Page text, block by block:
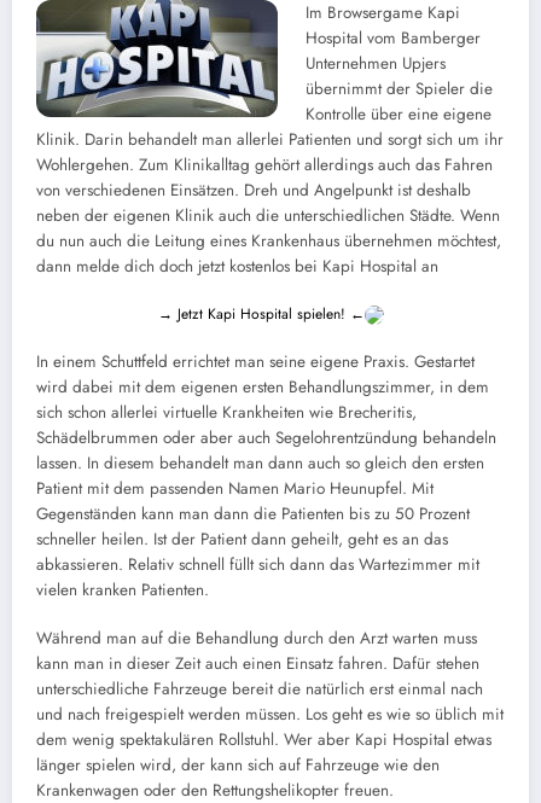
Im Browsergame Kapi
Hospital vom Bamberger
Unternehmen Upjers
übernimmt der Spieler die
Kontrolle über eine eigene
Klinik. Darin behandelt man allerlei Patienten und sorgt sich um ihr
Wohlergehen. Zum Klinikalltag gehört allerdings auch das Fahren
von verschiedenen Einsätzen. Dreh und Angelpunkt ist deshalb
neben der eigenen Klinik auch die unterschiedlichen Städte. Wenn
du nun auch die Leitung eines Krankenhaus übernehmen möchtest,
dann melde dich doch jetzt kostenlos bei Kapi Hospital an
→ Jetzt Kapi Hospital spielen! ←
In einem Schuttfeld errichtet man seine eigene Praxis. Gestartet
wird dabei mit dem eigenen ersten Behandlungszimmer, in dem
sich schon allerlei virtuelle Krankheiten wie Brecheritis,
Schädelbrummen oder aber auch Segelohrentzündung behandeln
lassen. In diesem behandelt man dann auch so gleich den ersten
Patient mit dem passenden Namen Mario Heunupfel. Mit
Gegenständen kann man dann die Patienten bis zu 50 Prozent
schneller heilen. Ist der Patient dann geheilt, geht es an das
abkassieren. Relativ schnell füllt sich dann das Wartezimmer mit
vielen kranken Patienten.
Während man auf die Behandlung durch den Arzt warten muss
kann man in dieser Zeit auch einen Einsatz fahren. Dafür stehen
unterschiedliche Fahrzeuge bereit die natürlich erst einmal nach
und nach freigespielt werden müssen. Los geht es wie so üblich mit
dem wenig spektakulären Rollstuhl. Wer aber Kapi Hospital etwas
länger spielen wird, der kann sich auf Fahrzeuge wie den
Krankenwagen oder den Rettungshelikopter freuen.